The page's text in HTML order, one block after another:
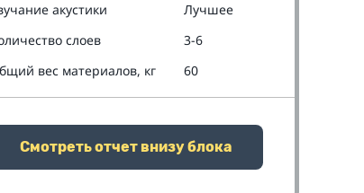
акустики
Лучшее
слоев
3-6
вес материалов, кг
60
Смотреть отчет внизу блока